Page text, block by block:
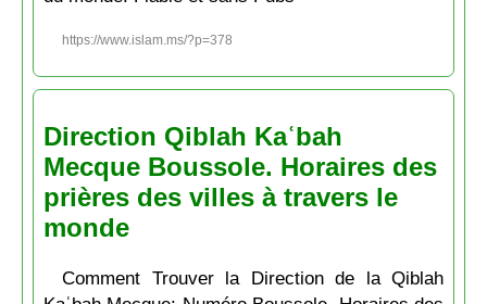
https://www.islam.ms/?p=378
Direction Qiblah Kaʿbah
Mecque Boussole. Horaires des
prières des villes à travers le
monde
Comment Trouver la Direction de la Qiblah